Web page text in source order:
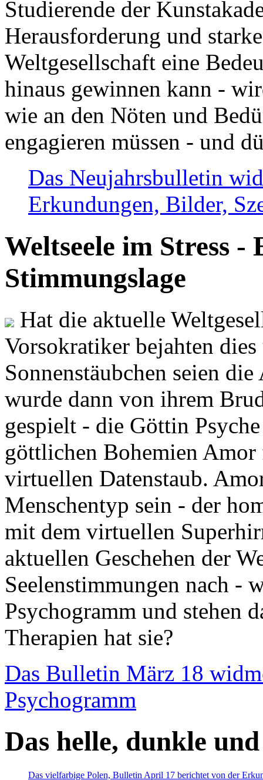
Studierende der
Herausforderung und
Weltgesellschaft eine
hinaus gewinnen kann -
wie an den Nöten und
engagieren müssen - und
Das Neujahrsbulletin
Erkundungen, Bilder,
Weltseele im Stress -
Stimmungslage
Hat die aktuelle
Vorsokratiker bejahten
Sonnenstäubchen seien
wurde dann von ihrem
gespielt - die Göttin
göttlichen Bohemien
virtuellen Datenstaub.
Menschentyp sein - der
mit dem virtuellen
aktuellen Geschehen der
Seelenstimmungen nach -
Psychogramm und stehen
Therapien hat sie?
Das Bulletin März 18
Psychogramm
Das helle, dunkle
Das vielfarbige Polen, Bulletin April 17 berichtet von der